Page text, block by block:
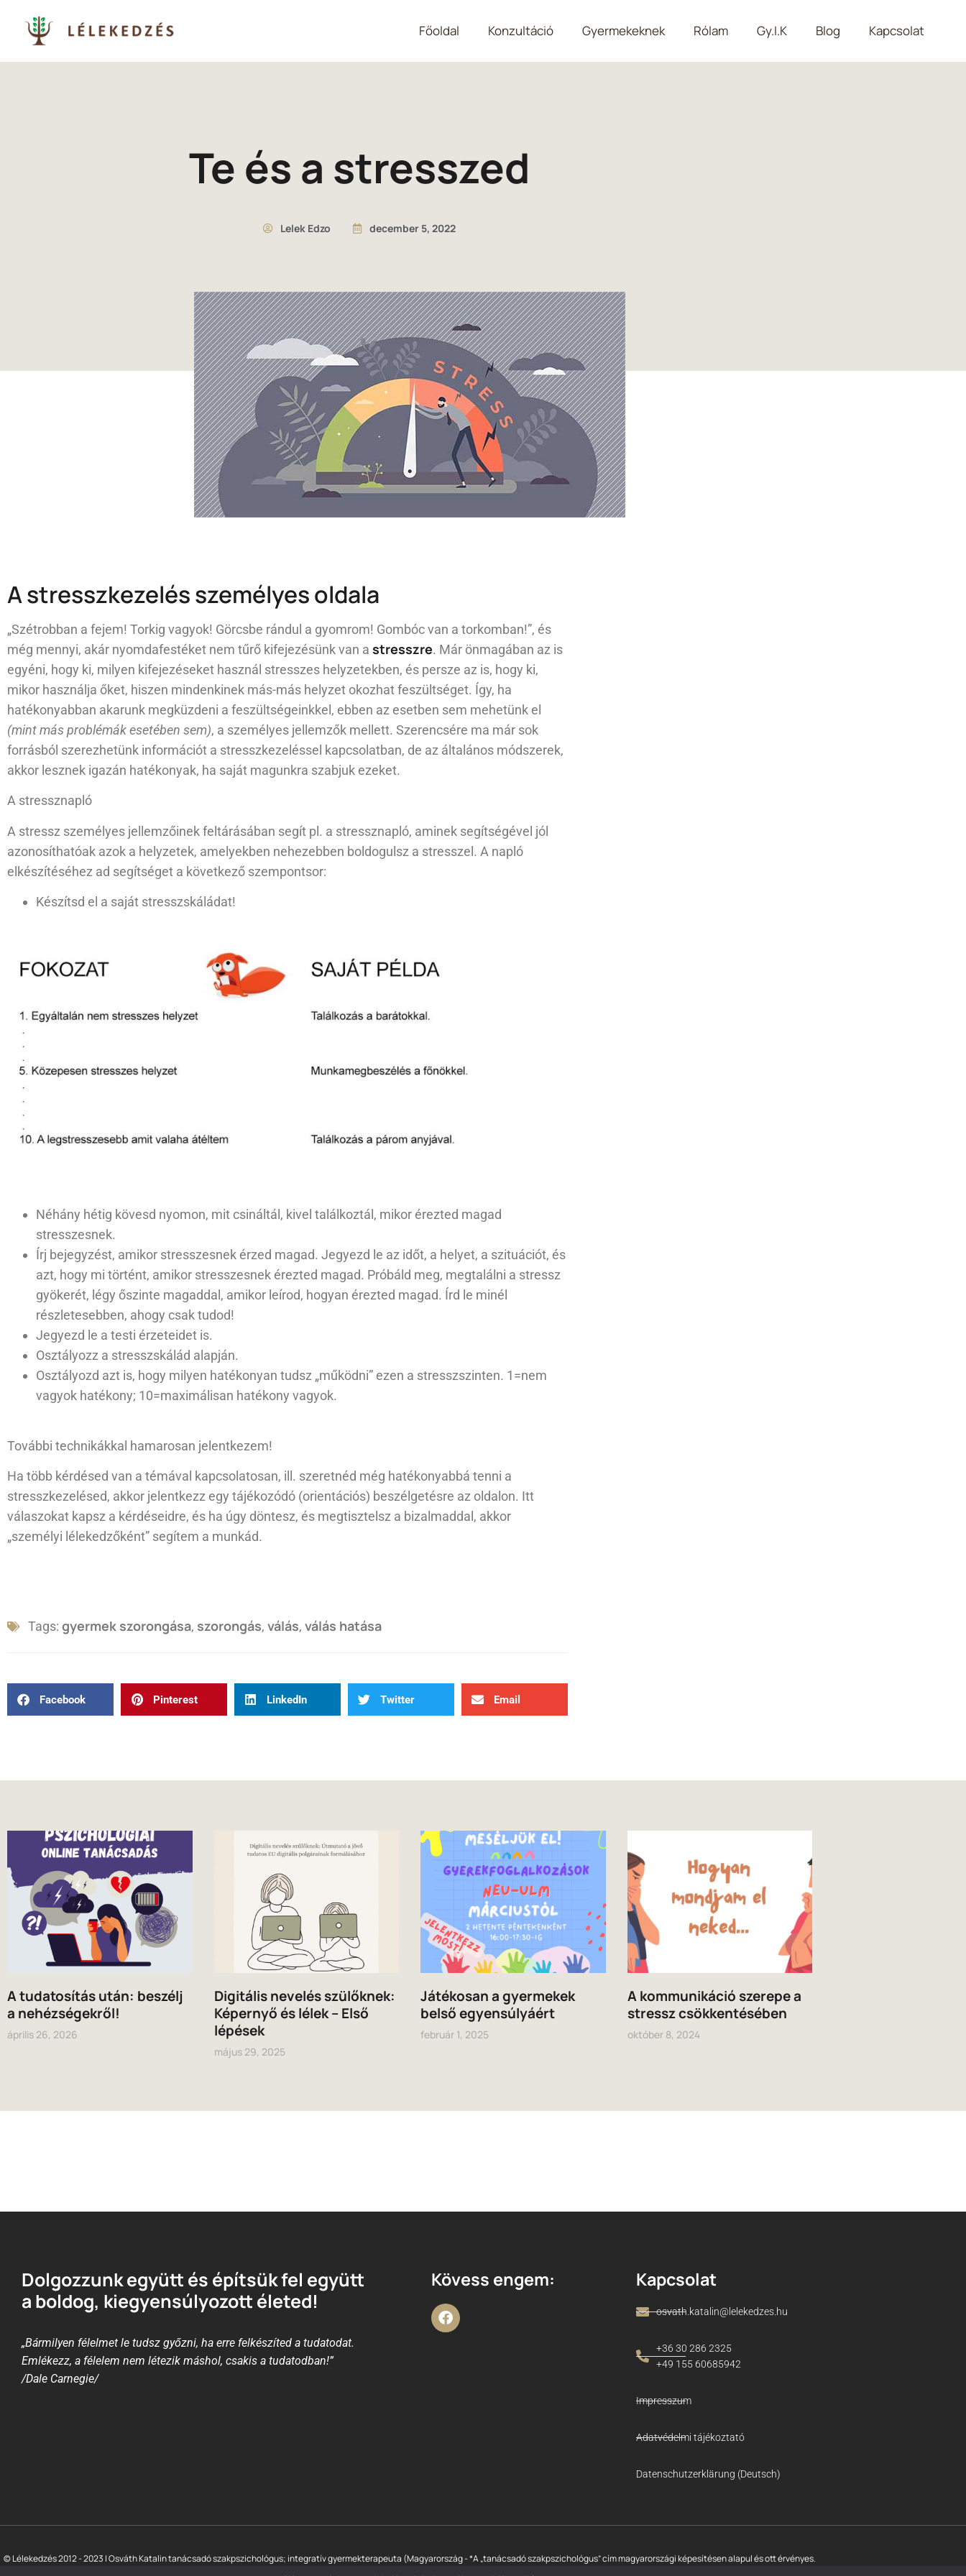
Főoldal Konzultáció Gyermekeknek Rólam Gy.I.K Blog Kapcsolat
Te és a stresszed
Lelek Edzo december 5, 2022
A stresszkezelés személyes oldala
„Szétrobban a fejem! Torkig vagyok! Görcsbe rándul a gyomrom! Gombóc van a torkomban!”, és
még mennyi, akár nyomdafestéket nem tűrő kifejezésünk van a stresszre. Már önmagában az is
egyéni, hogy ki, milyen kifejezéseket használ stresszes helyzetekben, és persze az is, hogy ki,
mikor használja őket, hiszen mindenkinek más-más helyzet okozhat feszültséget. Így, ha
hatékonyabban akarunk megküzdeni a feszültségeinkkel, ebben az esetben sem mehetünk el
(mint más problémák esetében sem), a személyes jellemzők mellett. Szerencsére ma már sok
forrásból szerezhetünk információt a stresszkezeléssel kapcsolatban, de az általános módszerek,
akkor lesznek igazán hatékonyak, ha saját magunkra szabjuk ezeket.
A stressznapló
A stressz személyes jellemzőinek feltárásában segít pl. a stressznapló, aminek segítségével jól
azonosíthatóak azok a helyzetek, amelyekben nehezebben boldogulsz a stresszel. A napló
elkészítéséhez ad segítséget a következő szempontsor:
Készítsd el a saját stresszskáládat!
Néhány hétig kövesd nyomon, mit csináltál, kivel találkoztál, mikor érezted magad
stresszesnek.
Írj bejegyzést, amikor stresszesnek érzed magad. Jegyezd le az időt, a helyet, a szituációt, és
azt, hogy mi történt, amikor stresszesnek érezted magad. Próbáld meg, megtalálni a stressz
gyökerét, légy őszinte magaddal, amikor leírod, hogyan érezted magad. Írd le minél
részletesebben, ahogy csak tudod!
Jegyezd le a testi érzeteidet is.
Osztályozz a stresszskálád alapján.
Osztályozd azt is, hogy milyen hatékonyan tudsz „működni” ezen a stresszszinten. 1=nem
vagyok hatékony; 10=maximálisan hatékony vagyok.
További technikákkal hamarosan jelentkezem!
Ha több kérdésed van a témával kapcsolatosan, ill. szeretnéd még hatékonyabbá tenni a
stresszkezelésed, akkor jelentkezz egy tájékozódó (orientációs) beszélgetésre az oldalon. Itt
válaszokat kapsz a kérdéseidre, és ha úgy döntesz, és megtisztelsz a bizalmaddal, akkor
„személyi lélekedzőként” segítem a munkád.
Tags: gyermek szorongása, szorongás, válás, válás hatása
Facebook Pinterest LinkedIn Twitter Email
A tudatosítás után: beszélj
a nehézségekről!
április 26, 2026
Digitális nevelés szülőknek:
Képernyő és lélek – Első
lépések
május 29, 2025
Játékosan a gyermekek
belső egyensúlyáért
február 1, 2025
A kommunikáció szerepe a
stressz csökkentésében
október 8, 2024
Dolgozzunk együtt és építsük fel együtt
a boldog, kiegyensúlyozott életed!
„Bármilyen félelmet le tudsz győzni, ha erre felkészíted a tudatodat.
Emlékezz, a félelem nem létezik máshol, csakis a tudatodban!”
/Dale Carnegie/
Kövess engem: Kapcsolat
osvath.katalin@lelekedzes.hu
+36 30 286 2325
+49 155 60685942
Impresszum
Adatvédelmi tájékoztató
Datenschutzerklärung (Deutsch)
© Lélekedzés 2012 - 2023 | Osváth Katalin tanácsadó szakpszichológus; integratív gyermekterapeuta (Magyarország - *A „tanácsadó szakpszichológus” cím magyarországi képesítésen alapul és ott érvényes.